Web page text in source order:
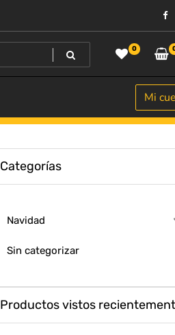
0
Mi
Categorías
Navidad
Sin categorizar
Productos vistos